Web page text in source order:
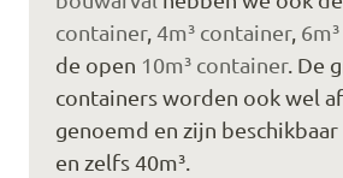
container,4m³ container,
de open 10m³ container. De
containers worden ook wel
genoemd en zijn beschikbaar
en zelfs 40m³.